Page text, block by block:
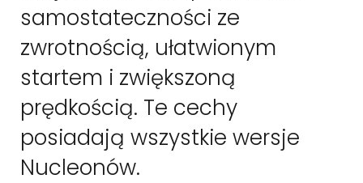
samostateczności ze
zwrotnością, ułatwionym
startem i zwiększoną
prędkością. Te cechy
posiadają wszystkie wersje
Nucleonów.